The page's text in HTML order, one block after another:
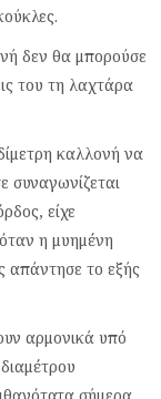
δεν θα μπορούσε
του τη λαχτάρα
καλλονή να
συναγωνίζεται
είχε
η μυημένη
απάντησε το εξής
αρμονικά υπό
σήμερα